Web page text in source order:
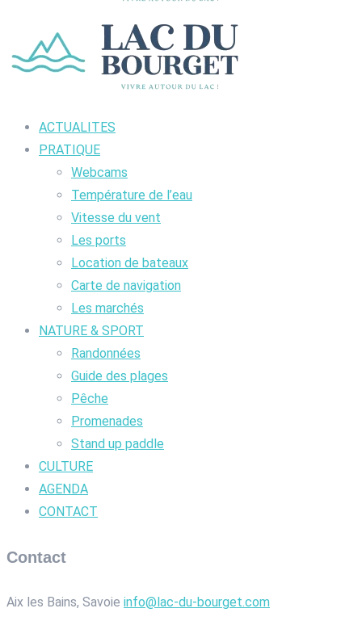
ACTUALITES
PRATIQUE
Webcams
Température de l’eau
Vitesse du vent
Les ports
Location de bateaux
Carte de navigation
Les marchés
NATURE & SPORT
Randonnées
Guide des plages
Pêche
Promenades
Stand up paddle
CULTURE
AGENDA
CONTACT
Contact
Aix les Bains, Savoie info@lac-du-bourget.com